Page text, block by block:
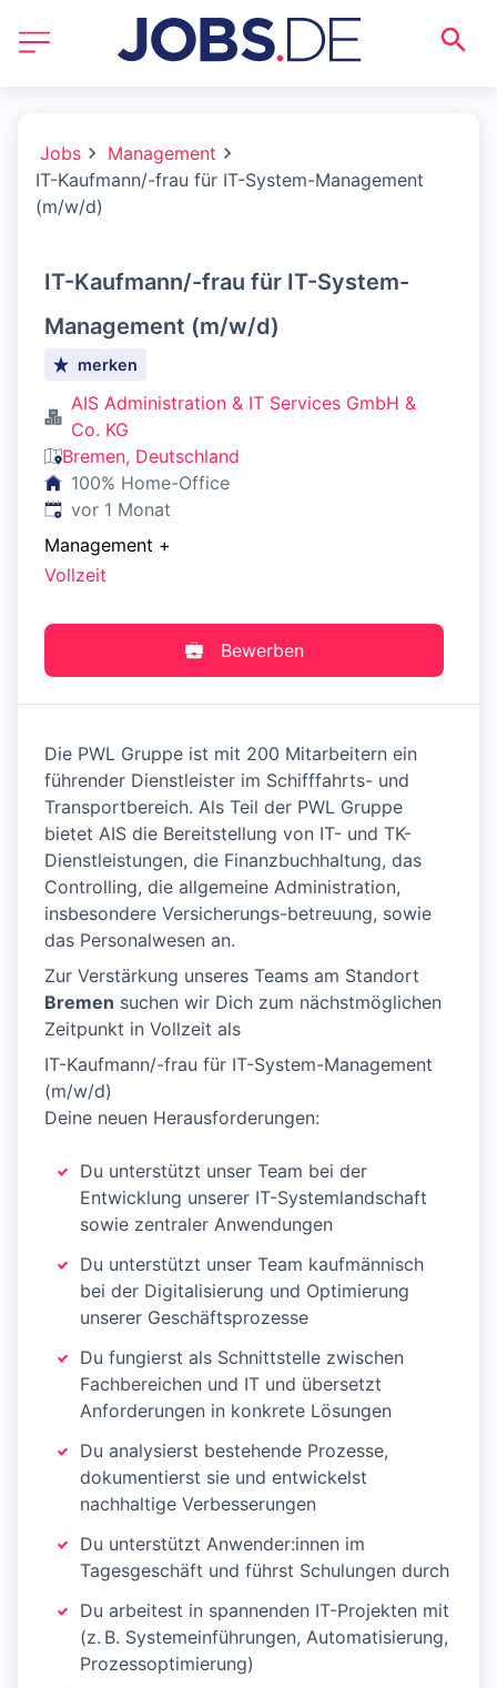
Jobs
Management
IT-Kaufmann/-frau für IT-System-Management
(m/w/d)
IT-Kaufmann/-frau für IT-System-
Management (m/w/d)
merken
AIS Administration & IT Services GmbH &
Co. KG
Bremen, Deutschland
100% Home-Office
Veröffentlicht:
vor 1 Monat
Management +
Vollzeit
Bewerben
Die PWL Gruppe ist mit 200 Mitarbeitern ein
führender Dienstleister im Schifffahrts- und
Transportbereich. Als Teil der PWL Gruppe
bietet AIS die Bereitstellung von IT- und TK-
Dienstleistungen, die Finanzbuchhaltung, das
Controlling, die allgemeine Administration,
insbesondere Versicherungs-betreuung, sowie
das Personalwesen an.
Zur Verstärkung unseres Teams am Standort
Bremen suchen wir Dich zum nächstmöglichen
Zeitpunkt in Vollzeit als
IT-Kaufmann/-frau für IT-System-Management
(m/w/d)
Deine neuen Herausforderungen:
Du unterstützt unser Team bei der
Entwicklung unserer IT-Systemlandschaft
sowie zentraler Anwendungen
Du unterstützt unser Team kaufmännisch
bei der Digitalisierung und Optimierung
unserer Geschäftsprozesse
Du fungierst als Schnittstelle zwischen
Fachbereichen und IT und übersetzt
Anforderungen in konkrete Lösungen
Du analysierst bestehende Prozesse,
dokumentierst sie und entwickelst
nachhaltige Verbesserungen
Du unterstützt Anwender:innen im
Tagesgeschäft und führst Schulungen durch
Du arbeitest in spannenden IT-Projekten mit
(z. B. Systemeinführungen, Automatisierung,
Prozessoptimierung)